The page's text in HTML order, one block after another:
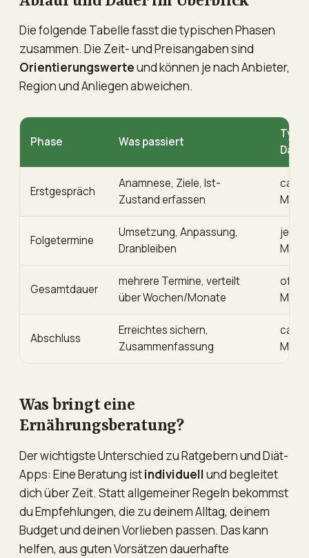
Die folgende Tabelle fasst die typischen Phasen
zusammen. Die Zeit- und Preisangaben sind
Orientierungswerteund können je nach Anbieter,
Region und Anliegen abweichen.
Phase Was passiert
Erstgespräch
Anamnese, Ziele, Ist-
Zustand erfassen
ca. 60
Min.
Folgetermine
Umsetzung, Anpassung,
Dranbleiben
je
Min.
Gesamtdauer
mehrere Termine, verteilt
über Wochen/Monate
oft
Abschluss
Erreichtes sichern,
Zusammenfassung
ca.
Min.
Was bringt eine
Ernährungsberatung?
Der wichtigste Unterschied zu Ratgebern und Diät-
Apps: Eine Beratung istindividuellund begleitet
dich über Zeit. Statt allgemeiner Regeln bekommst
du Empfehlungen, die zu deinem Alltag, deinem
Budget und deinen Vorlieben passen. Das kann
helfen, aus guten Vorsätzen dauerhafte